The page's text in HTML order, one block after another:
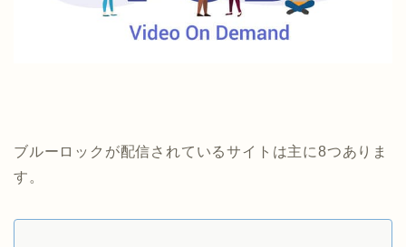
ブルーロックが配信されているサイトは主に8つありま
す。